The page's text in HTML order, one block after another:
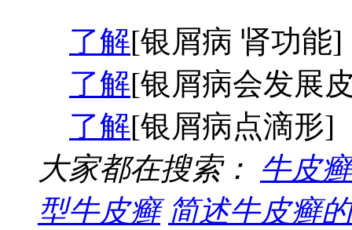
了解[银屑病 肾功能]
了解[银屑病会发展
了解[银屑病点滴形]
大家都在搜索： 牛皮
型牛皮癣 简述牛皮癣